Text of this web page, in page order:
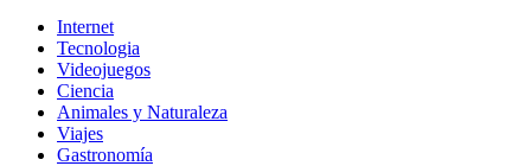
Internet
Tecnologia
Videojuegos
Ciencia
Animales y Naturaleza
Viajes
Gastronomía